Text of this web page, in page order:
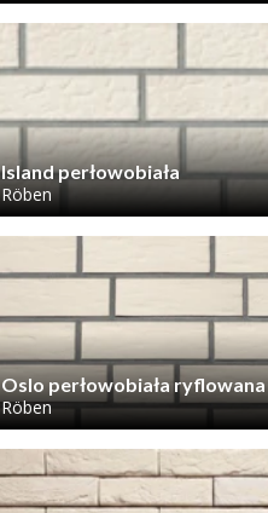
Island perłowobiała
Röben
Oslo perłowobiała ryflowana
Röben